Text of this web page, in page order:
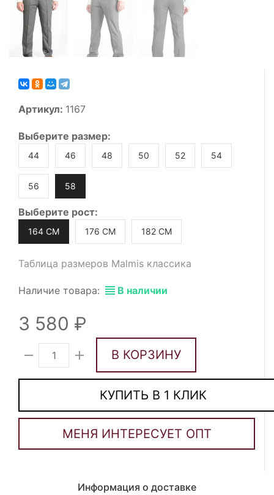
Артикул: 1167
Выберите размер:
44 46 48 50 52 54
56 58
Выберите рост:
164 СМ 176 СМ 182 СМ
Таблица размеров Malmis классика
Наличие товара: В наличии
3 580
В КОРЗИНУ
КУПИТЬ В 1 КЛИК
Информация о доставке